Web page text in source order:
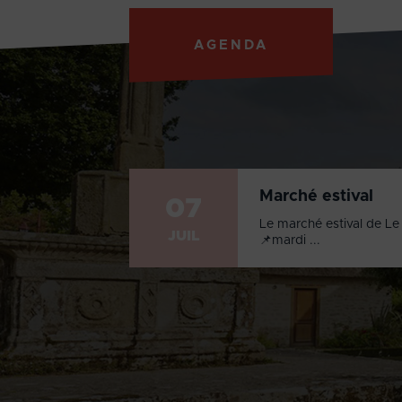
AGENDA
Marché estival
Le marché estival de
📌mardi ...